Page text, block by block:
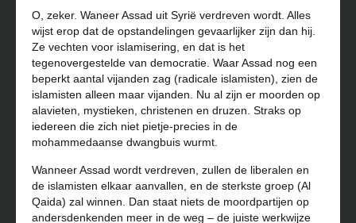
O, zeker. Waneer Assad uit Syrië verdreven wordt. Alles
wijst erop dat de opstandelingen gevaarlijker zijn dan hij.
Ze vechten voor islamisering, en dat is het
tegenovergestelde van democratie. Waar Assad nog een
beperkt aantal vijanden zag (radicale islamisten), zien de
islamisten alleen maar vijanden. Nu al zijn er moorden op
alavieten, mystieken, christenen en druzen. Straks op
iedereen die zich niet pietje-precies in de
mohammedaanse dwangbuis wurmt.
Wanneer Assad wordt verdreven, zullen de liberalen en
de islamisten elkaar aanvallen, en de sterkste groep (Al
Qaida) zal winnen. Dan staat niets de moordpartijen op
andersdenkenden meer in de weg – de juiste werkwijze